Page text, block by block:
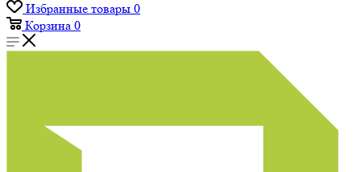
Избранные товары 0
Корзина 0